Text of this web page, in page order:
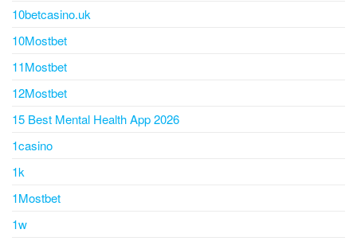
10betcasino.uk
10Mostbet
11Mostbet
12Mostbet
15 Best Mental Health App 2026
1casino
1k
1Mostbet
1w